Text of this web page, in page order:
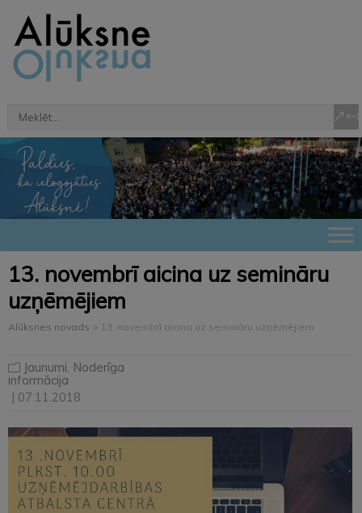
13. novembrī aicina uz semināru
uzņēmējiem
Alūksnes novads > 13. novembrī aicina uz semināru uzņēmējiem
Jaunumi Noderīga
informācija
| 07.11.2018